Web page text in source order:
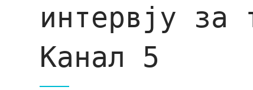
интервју за
Канал 5